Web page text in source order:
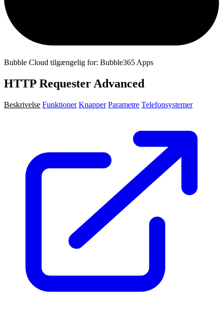
Bubble Cloud tilgængelig for: Bubble365 Apps
HTTP Requester Advanced
Beskrivelse Funktioner Knapper Parametre Telefonsystemer